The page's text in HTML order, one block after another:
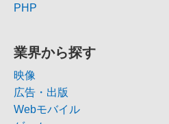
PHP
業界から探す
映像
広告・出版
Webモバイル